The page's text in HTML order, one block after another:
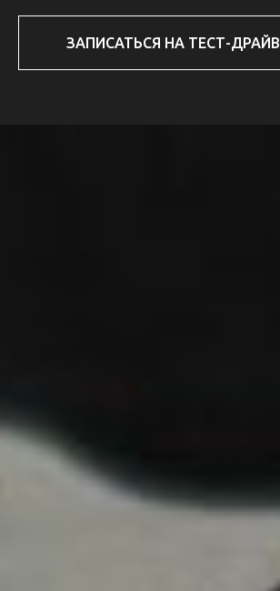
ЗАПИСАТЬСЯ НА ТЕСТ-ДРАЙВ